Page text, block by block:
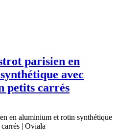
parisien en
avec
petits carrés